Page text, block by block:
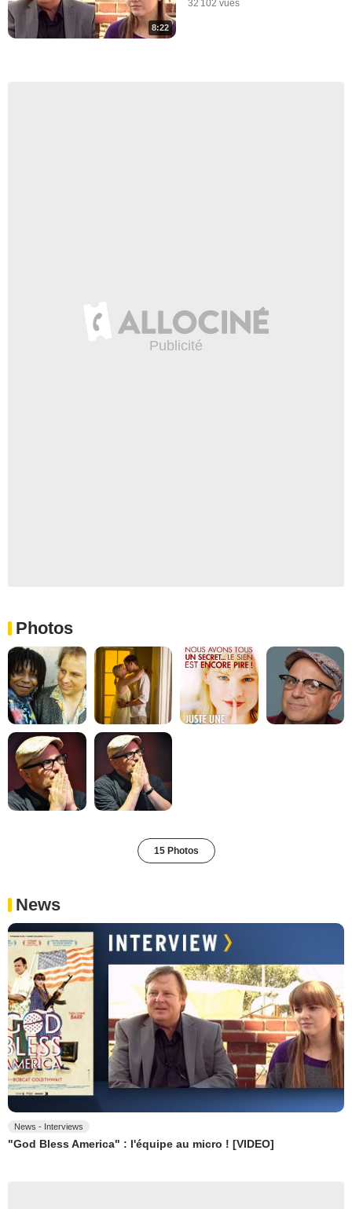
8:22
32 102 vues
Photos
15 Photos
News
News - Interviews
"God Bless America" : l'équipe au micro ! [VIDEO]